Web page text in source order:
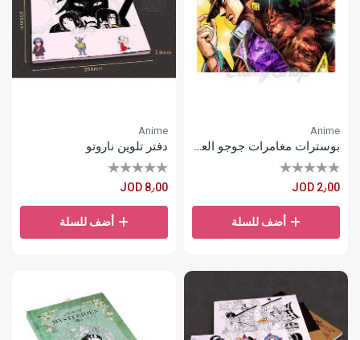
Anime
بوسترات مغامرات جوجو العجيبة
JOD 2٫00
أضف للسلة
Anime
دفتر تلوين ناروتو
JOD 8٫00
أضف للسلة